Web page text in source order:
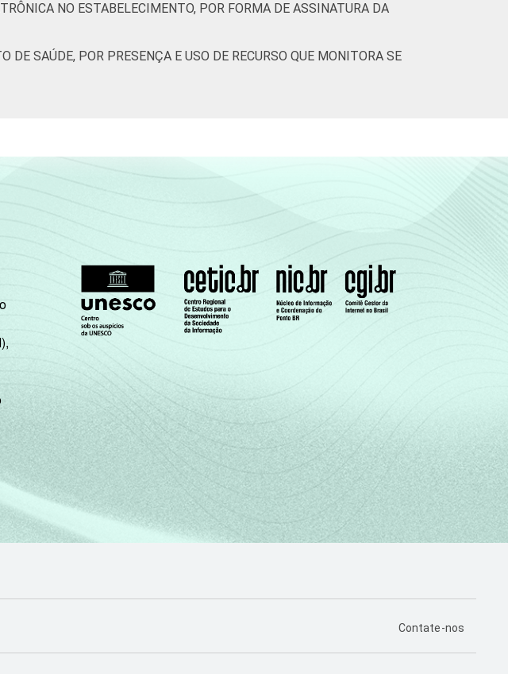
NO ESTABELECIMENTO, POR FORMA DE ASSINATURA DA
SAÚDE, POR PRESENÇA E USO DE RECURSO QUE MONITORA SE
ABA)
ABA) PÁGINA DE
Contate-nos